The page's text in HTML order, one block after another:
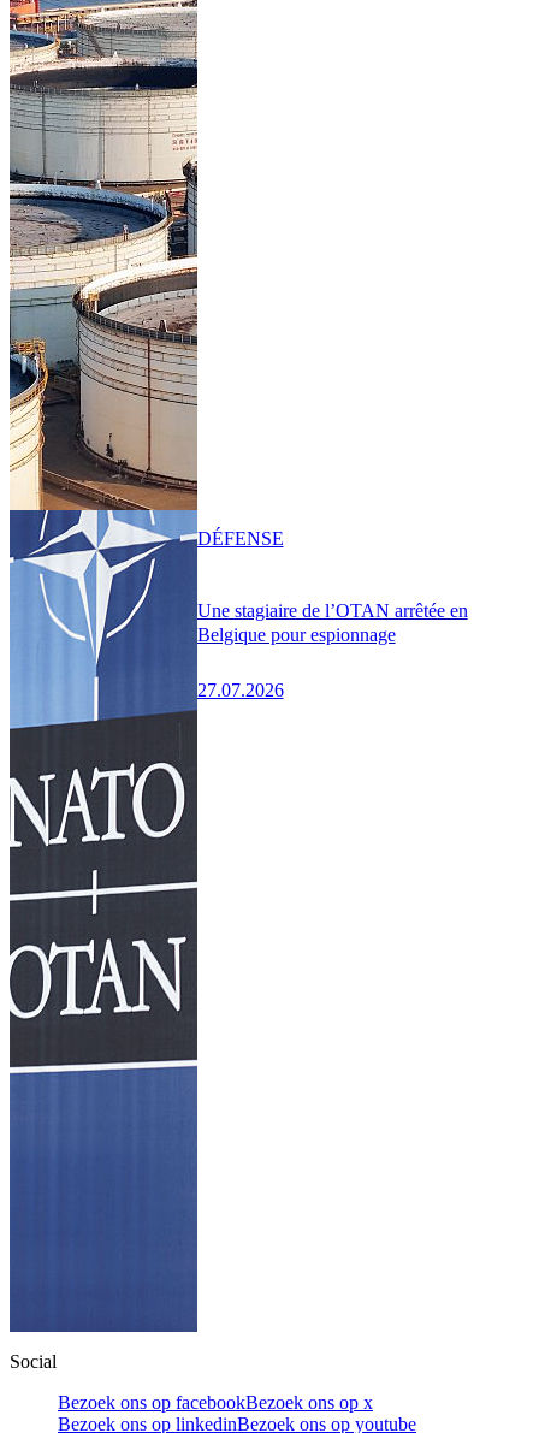
Une stagiaire de l’OTAN arrêtée en
Belgique pour espionnage
27.07.2026
DÉFENSE
Social
Bezoek ons op facebookBezoek ons op x
Bezoek ons op linkedinBezoek ons op youtube